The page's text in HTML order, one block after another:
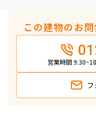
この建物のお
営業時間